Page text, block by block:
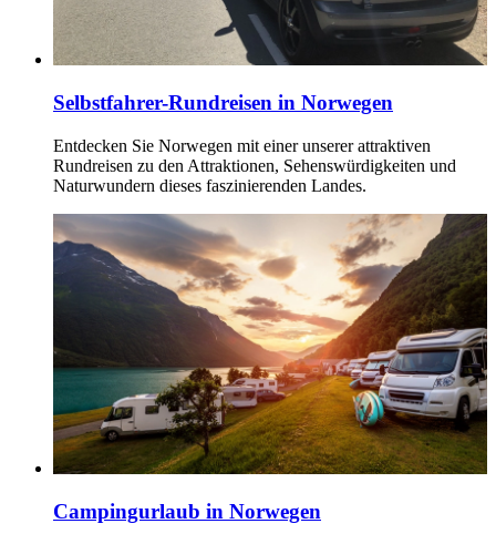
Selbstfahrer-Rundreisen in Norwegen
Entdecken Sie Norwegen mit einer unserer attraktiven
Rundreisen zu den Attraktionen, Sehenswürdigkeiten und
Naturwundern dieses faszinierenden Landes.
Campingurlaub in Norwegen